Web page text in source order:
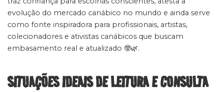
evolução do mercado canábico no mundo e ainda serve
como fonte inspiradora para profissionais, artistas,
colecionadores e ativistas canábicos que buscam
embasamento real e atualizado 🤓🌿.
SITUAÇÕES IDEAIS DE LEITURA E CONSULTA